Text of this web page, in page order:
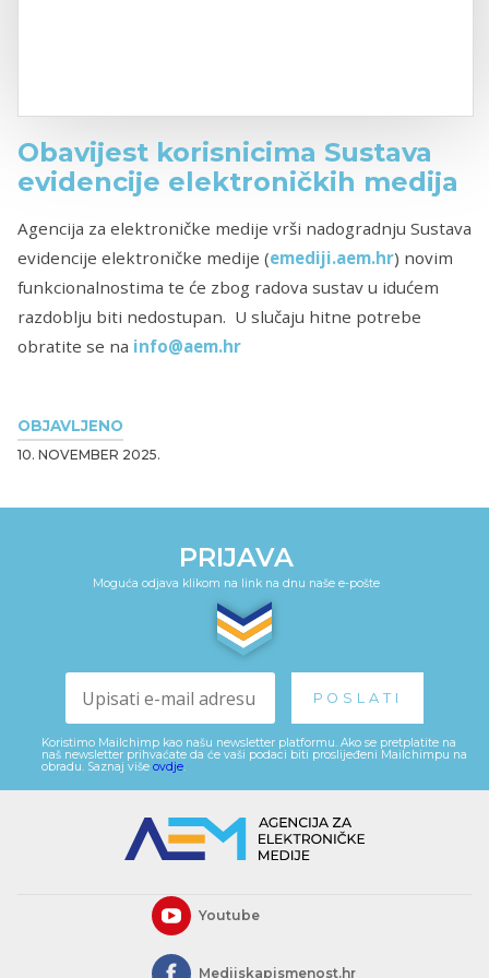
OBJAVLJENO
10. NOVEMBER 2025.
Obavijest korisnicima Sustava
evidencije elektroničkih medija
Agencija za elektroničke medije vrši nadogradnju Sustava
evidencije elektroničke medije (emediji.aem.hr) novim
funkcionalnostima te će zbog radova sustav u idućem
razdoblju biti nedostupan. U slučaju hitne potrebe
obratite se na info@aem.hr
PRIJAVA
Moguća odjava klikom na link na dnu naše e-pošte
Koristimo Mailchimp kao našu newsletter platformu. Ako se pretplatite na
naš newsletter prihvaćate da će vaši podaci biti proslijeđeni Mailchimpu na
obradu. Saznaj više ovdje.
Youtube
Medijskapismenost.hr